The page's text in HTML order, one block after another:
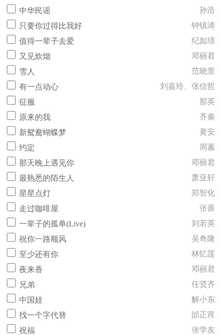
中华民谣
孙浩
只要你过得比我好
钟镇涛
值得一辈子去爱
纪如璟
又见炊烟
邓丽君
雪人
范晓萱
有一点动心
刘嘉玲、张信哲
征服
那英
原来的我
齐秦
新鸳鸯蝴蝶梦
黄安
约定
周蕙
那天晚上遇见你
邓丽君
最熟悉的陌生人
萧亚轩
星星点灯
郑智化
走过咖啡屋
张蔷
一辈子的孤单(Live)
刘若英
祝你一路顺风
吴奇隆
至少还有你
林忆莲
夜来香
邓丽君
兄弟
任贤齐
中国娃
解小东
找一个字代替
邰正宵
祝福
张学友